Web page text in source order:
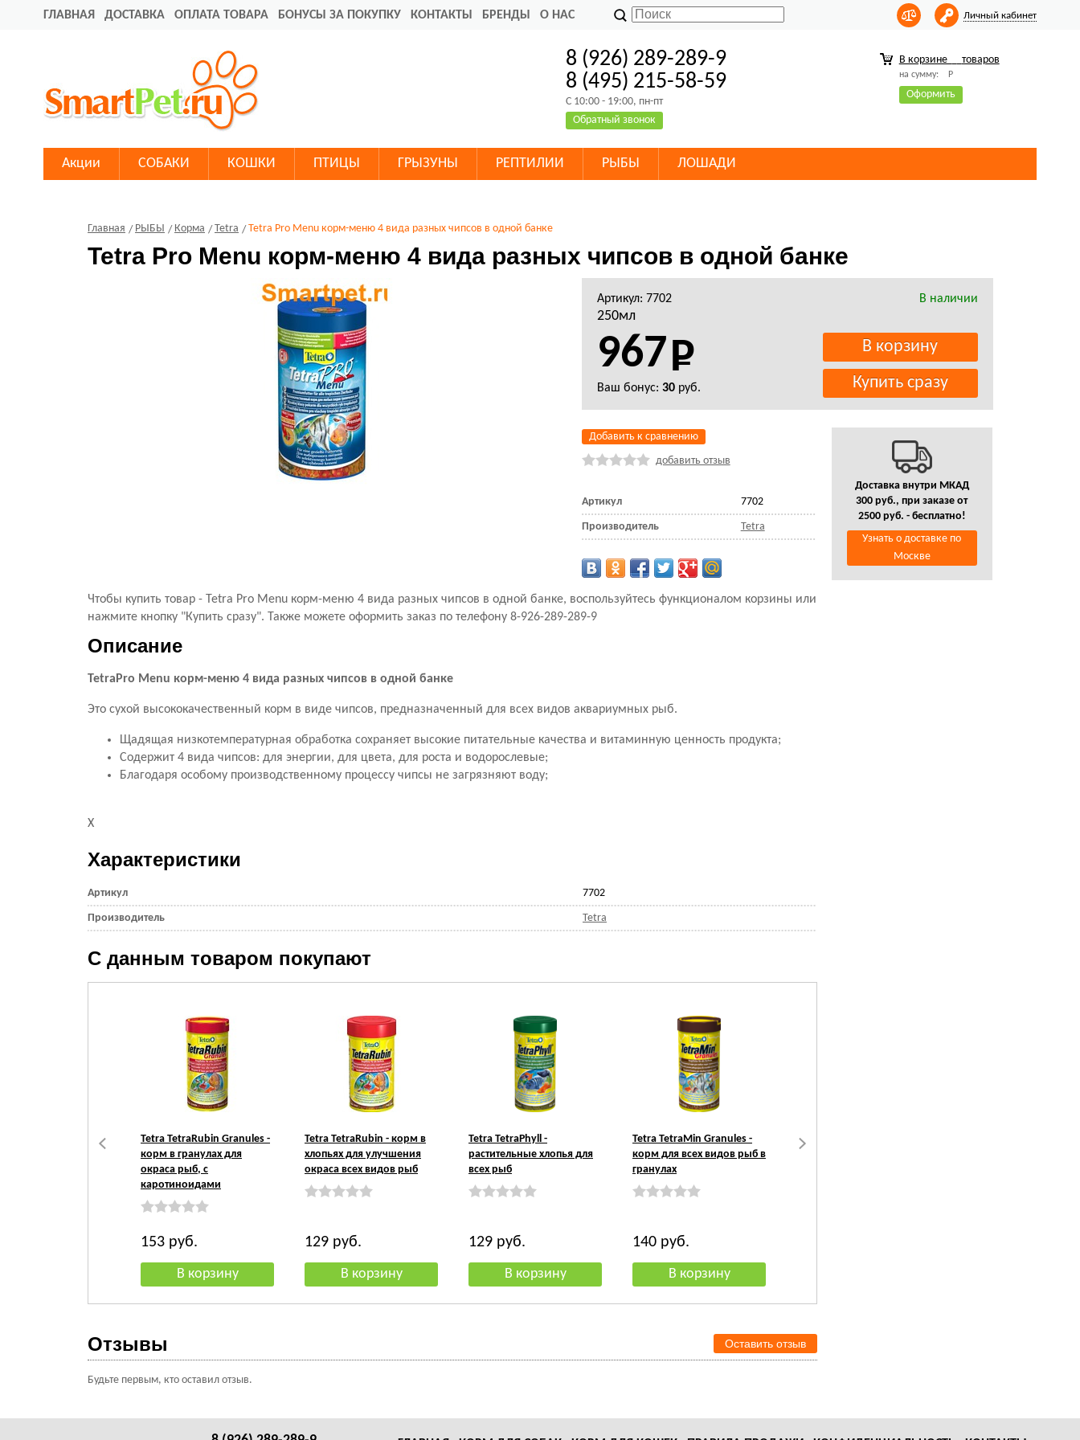
ГЛАВНАЯ ДОСТАВКА ОПЛАТА ТОВАРА БОНУСЫ ЗА ПОКУПКУ КОНТАКТЫ БРЕНДЫ О НАС Личный кабинет
8 (926) 289-289-9
8 (495) 215-58-59
C 10:00 - 19:00, пн-пт
Обратный звонок
В корзине товаров
на сумму: Р
Оформить
Акции СОБАКИ КОШКИ ПТИЦЫ ГРЫЗУНЫ РЕПТИЛИИ РЫБЫ ЛОШАДИ
Главная РЫБЫ Корма Tetra Tetra Pro Menu корм-меню 4 вида разных чипсов в одной банке
Tetra Pro Menu корм-меню 4 вида разных чипсов в одной банке
Артикул: 7702 В наличии
250мл
967
Ваш бонус: 30руб.
Добавить к сравнению
добавить отзыв
Артикул 7702
Производитель Tetra
Чтобы купить товар - Tetra Pro Menu корм-меню 4 вида разных чипсов в одной банке, воспользуйтесь функционалом корзины или
нажмите кнопку "Купить сразу". Также можете оформить заказ по телефону 8-926-289-289-9
Описание
TetraPro Menu корм-меню 4 вида разных чипсов в одной банке
Это сухой высококачественный корм в виде чипсов, предназначенный для всех видов аквариумных рыб.
Щадящая низкотемпературная обработка сохраняет высокие питательные качества и витаминную ценность продукта;
Содержит 4 вида чипсов: для энергии, для цвета, для роста и водорослевые;
Благодаря особому производственному процессу чипсы не загрязняют воду;
X
Характеристики
Артикул 7702
Производитель Tetra
С данным товаром покупают
Tetra TetraRubin Granules -
корм в гранулах для
окраса рыб, с
каротиноидами
153 руб.
Tetra TetraRubin - корм в
хлопьях для улучшения
окраса всех видов рыб
129 руб.
Tetra TetraPhyll -
растительные хлопья для
всех рыб
129 руб.
Tetra TetraMin Granules -
корм для всех видов рыб в
гранулах
140 руб.
Tetra TetraMin Pro Crisps -
Отзывы Оставить отзыв
Будьте первым, кто оставил отзыв.
Доставка внутри МКАД
300 руб., при заказе от
2500 руб. - бесплатно!
Узнать о доставке по
Москве